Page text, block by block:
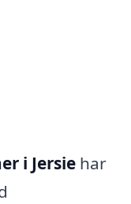
i Jersie har